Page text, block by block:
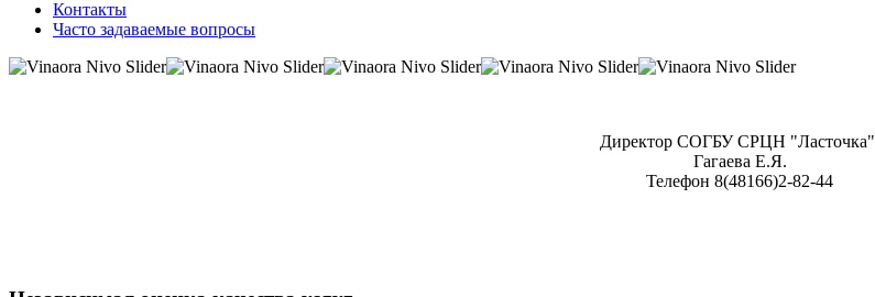
Контакты
Часто задаваемые вопросы
Директор СОГБУ СРЦН "Ласточка"
Гагаева Е.Я.
Телефон 8(48166)2-82-44